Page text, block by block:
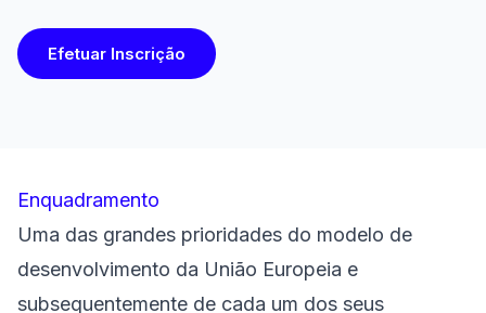
Efetuar Inscrição
Enquadramento
Uma das grandes prioridades do modelo de
desenvolvimento da União Europeia e
subsequentemente de cada um dos seus